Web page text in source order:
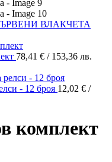
ВЛАКЧЕТА
78,41 € / 153,36 лв.
- 12 броя 12,02 € /
комплект